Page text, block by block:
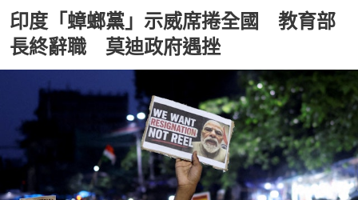
印度「蟑螂黨」示威席捲全國 教育部
長終辭職 莫迪政府遇挫